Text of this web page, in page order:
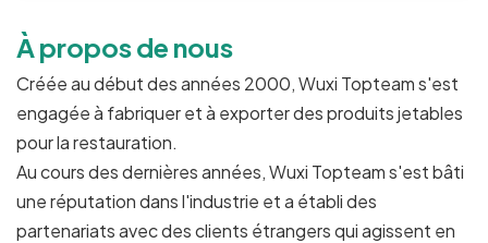
À propos de nous
Créée au début des années 2000, Wuxi Topteam s'est
engagée à fabriquer et à exporter des produits jetables
pour la restauration.
Au cours des dernières années, Wuxi Topteam s'est bâti
une réputation dans l'industrie et a établi des
partenariats avec des clients étrangers qui agissent en